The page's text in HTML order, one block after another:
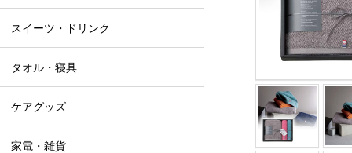
スイーツ・ドリンク
タオル・寝具
ケアグッズ
家電・雑貨